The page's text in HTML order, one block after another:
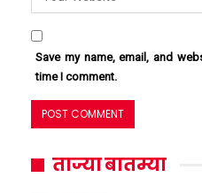
Save my name, email, and
time I comment.
ताज्या बातम्या